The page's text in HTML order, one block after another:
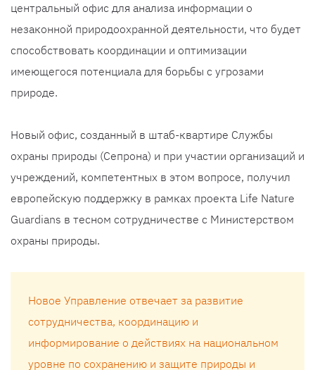
центральный офис для анализа информации о
незаконной природоохранной деятельности, что будет
способствовать координации и оптимизации
имеющегося потенциала для борьбы с угрозами
природе.
Новый офис, созданный в штаб-квартире Службы
охраны природы (Сепрона) и при участии организаций и
учреждений, компетентных в этом вопросе, получил
европейскую поддержку в рамках проекта Life Nature
Guardians в тесном сотрудничестве с Министерством
охраны природы.
Новое Управление отвечает за развитие
сотрудничества, координацию и
информирование о действиях на национальном
уровне по сохранению и защите природы и